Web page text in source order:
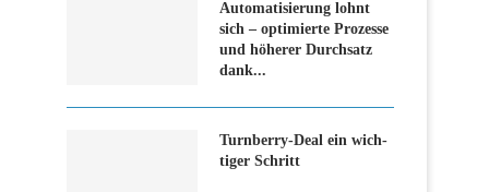
Automatisierung lohnt
sich – optimierte Prozesse
und höherer Durchsatz
dank...
Turn­ber­ry-Deal ein wich­
ti­ger Schritt